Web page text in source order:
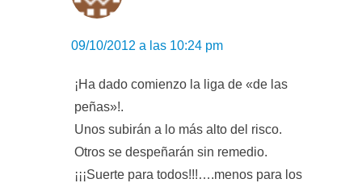
09/10/2012 a las 10:24 pm
¡Ha dado comienzo la liga de «de las
peñas»!.
Unos subirán a lo más alto del risco.
Otros se despeñarán sin remedio.
¡¡¡Suerte para todos!!!….menos para los